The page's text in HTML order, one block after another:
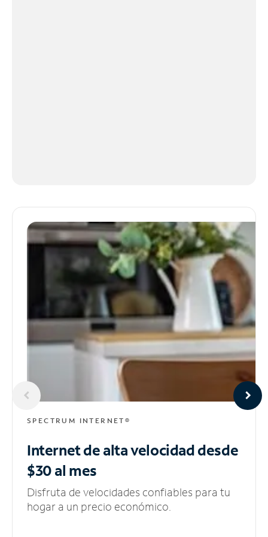
SPECTRUM INTERNET®
Internet de alta velocidaddesde
$30 al mes
Disfruta de velocidades confiables para tu
hogar a un precio económico.